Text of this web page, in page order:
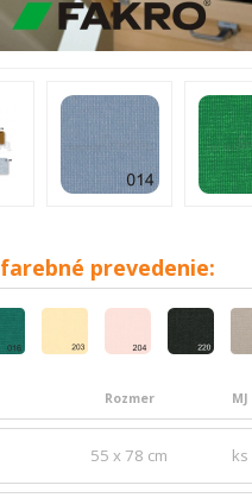
farebné prevedenie:
Rozmer MJ
55 x 78 cm ks